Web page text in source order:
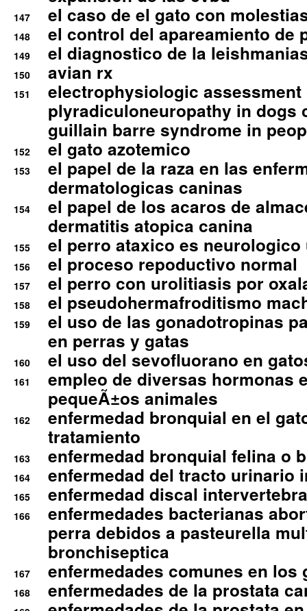
147 el caso de el gato con
148 el control del apareamiento de
149 el diagnostico de la
150 avian rx
151
electrophysiologic assessment
plyradiculoneuropathy in dogs
guillain barre syndrome in
152 el gato azotemico
153
el papel de la raza en las
dermatologicas caninas
154
el papel de los acaros de
dermatitis atopica canina
155 el perro ataxico es
156 el proceso repoductivo normal
157 el perro con urolitiasis por
158 el pseudohermafroditismo
159
el uso de las gonadotropinas
en perras y gatas
160 el uso del sevofluorano en
161
empleo de diversas hormonas
pequeÃ±os animales
162
enfermedad bronquial en el
tratamiento
163 enfermedad bronquial felina o
164 enfermedad del tracto urinario
165 enfermedad discal
166
enfermedades bacterianas
perra debidos a pasteurella
bronchiseptica
167 enfermedades comunes en los
168 enfermedades de la prostata